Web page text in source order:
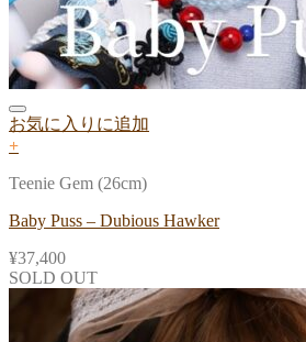
お気に入りに追加
+
Teenie Gem (26cm)
Baby Puss – Dubious Hawker
¥37,400
SOLD OUT